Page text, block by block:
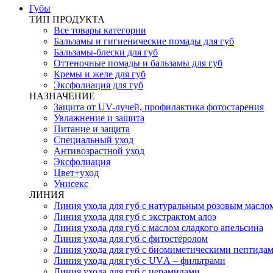
Губы
ТИП ПРОДУКТА
Все товары категории
Бальзамы и гигиенические помады для губ
Бальзамы-блески для губ
Оттеночные помады и бальзамы для губ
Кремы и желе для губ
Эксфолиация для губ
НАЗНАЧЕНИЕ
Защита от UV-лучей, профилактика фотостарения
Увлажнение и защита
Питание и защита
Специальный уход
Антивозрастной уход
Эксфолиация
Цвет+уход
Унисекс
ЛИНИЯ
Линия ухода для губ с натуральным розовым
Линия ухода для губ с экстрактом алоэ
Линия ухода для губ с маслом сладкого апельсина
Линия ухода для губ с фитостеролом
Линия ухода для губ с биомиметическими
Линия ухода для губ с UVА – фильтрами